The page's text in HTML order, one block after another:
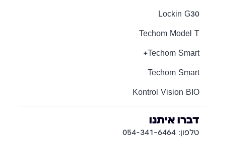
Lockin G30
Techom Model T
Techom Smart+
Techom Smart
Kontrol Vision BIO
דברו איתנו
טלפון: 054-341-6464